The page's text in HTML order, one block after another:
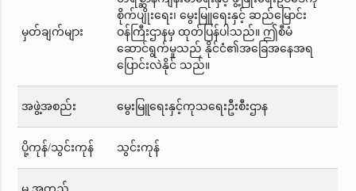
မှတ်ချက်များ
စိုက်ပျိုးရေး၊ မွေးမြူရေးနှင့် ဆည်မြောင်း
ဝန်ကြီးဌာနမှ ထုတ်ပြန်ပါသည်။ ဤစီမံ
ဆောင်ရွက်မှုသည် နိုင်ငံ၏အခြေအနေအရ
ပြောင်းလဲနိုင် သည်။
အဖွဲ့အစည်း မွေးမြူရေးနှင့်ကုသရေးဦးစီးဌာန
ပို့ကုန်/သွင်းကုန် သွင်းကုန်